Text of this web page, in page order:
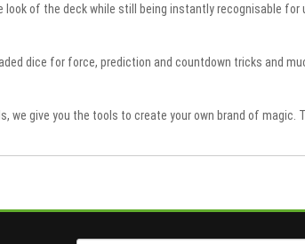
of the deck while still being instantly recognisable for
dice for force, prediction and countdown tricks and
we give you the tools to create your own brand of